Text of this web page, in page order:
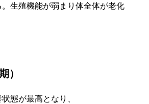
生殖機能が弱まり体全体が老化
）
態が最高となり、